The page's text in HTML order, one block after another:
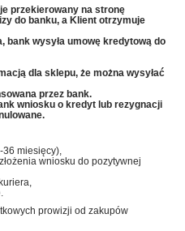
przekierowany na stronę
do banku, a Klient otrzymuje
bank wysyła umowę kredytową do
dla sklepu, że można wysyłać
przez bank.
wniosku o kredyt lub rezygnacji
36 miesięcy),
wniosku do pozytywnej
prowizji od zakupów